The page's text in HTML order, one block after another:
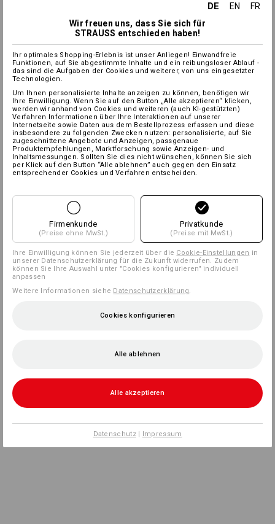
DE EN
FR
Wir freuen uns, dass Sie sich für
STRAUSS entschieden haben!
Ihr optimales Shopping-Erlebnis ist unser Anliegen! Einwandfreie
Funktionen, auf Sie abgestimmte Inhalte und ein reibungsloser Ablauf -
das sind die Aufgaben der Cookies und weiterer, von uns eingesetzter
Technologien.
Um Ihnen personalisierte Inhalte anzeigen zu können, benötigen wir
Ihre Einwilligung. Wenn Sie auf den Button „Alle akzeptieren“ klicken,
werden wir anhand von Cookies und weiteren (auch KI-gestützten)
Verfahren Informationen über Ihre Interaktionen auf unserer
Internetseite sowie Daten aus dem Bestellprozess erfassen und diese
insbesondere zu folgenden Zwecken nutzen: personalisierte, auf Sie
zugeschnittene Angebote und Anzeigen, passgenaue
Produktempfehlungen, Marktforschung sowie Anzeigen- und
Inhaltsmessungen. Sollten Sie dies nicht wünschen, können Sie sich
per Klick auf den Button “Alle ablehnen” auch gegen den Einsatz
entsprechender Cookies und Verfahren entscheiden.
Firmenkunde
(Preise ohne MwSt.)
Privatkunde
(Preise mit MwSt.)
Ihre Einwilligung können Sie jederzeit über die Cookie-Einstellungen in
unserer Datenschutzerklärung für die Zukunft widerrufen. Zudem
können Sie Ihre Auswahl unter "Cookies konfigurieren" individuell
anpassen
Weitere Informationen siehe Datenschutzerklärung.
Cookies konfigurieren
Alle ablehnen
Alle akzeptieren
Datenschutz| Impressum